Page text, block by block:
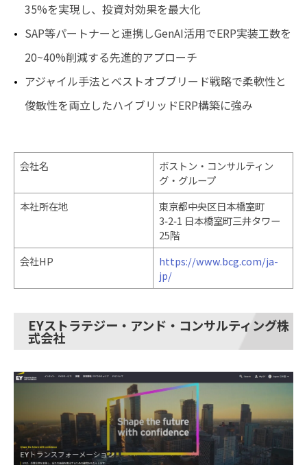
35%を実現し、投資対効果を最大化
SAP等パートナーと連携しGenAI活用でERP実装工数を
20~40%削減する先進的アプローチ
アジャイル手法とベストオブブリード戦略で柔軟性と
俊敏性を両立したハイブリッドERP構築に強み
会社名
ボストン・コンサルティン
グ・グループ
本社所在地
東京都中央区日本橋室町
3‑2‑1 日本橋室町三井タワー
25階
会社HP
https://www.bcg.com/ja-
jp/
EYストラテジー・アンド・コンサルティング株
式会社